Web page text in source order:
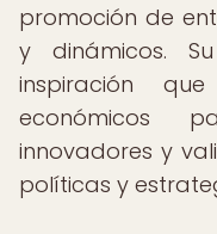
promoción de
y dinámicos.
inspiración
económicos
innovadores y
políticas y